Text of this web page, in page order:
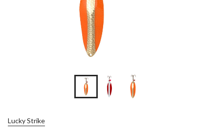
Lucky Strike